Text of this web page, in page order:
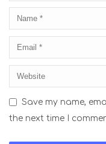
Save my name,
the next time I